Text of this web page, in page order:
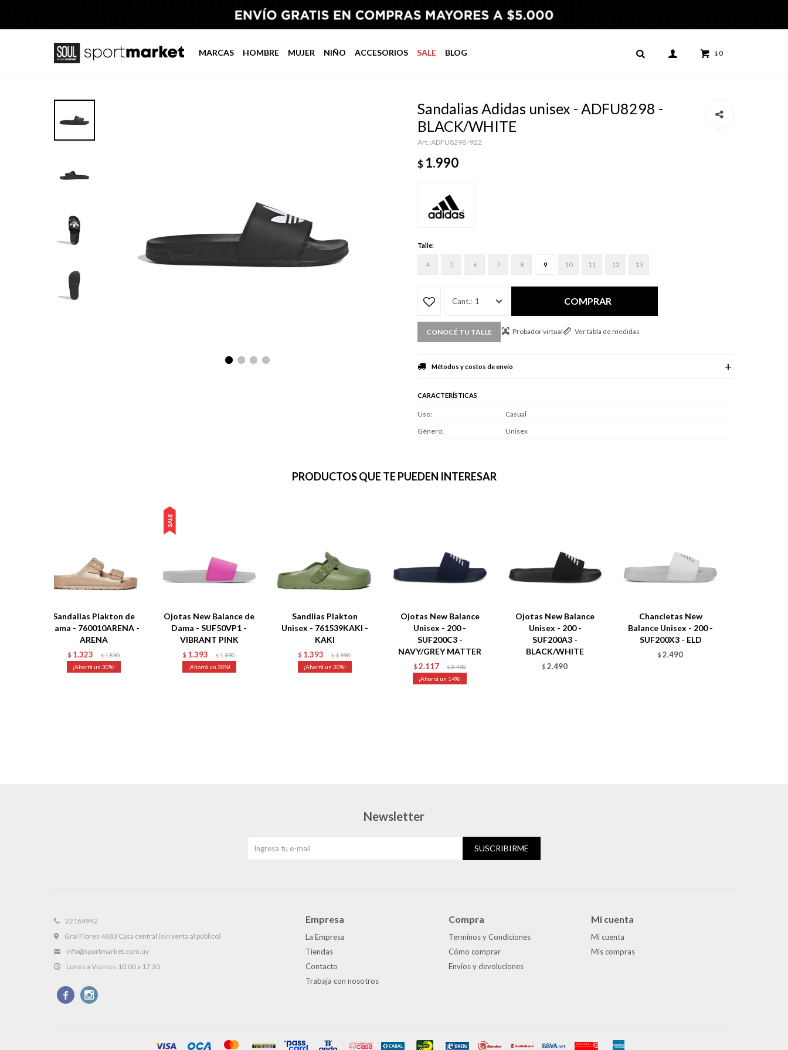
MARCAS HOMBRE MUJER NIÑO ACCESORIOS SALE BLOG $ 0
Sandalias Adidas unisex - ADFU8298 -
BLACK/WHITE
ADFU8298 -922
$ 1.990
Talle:
4 5 6 7 8 9 10 11 12 13
1 COMPRAR
CONOCÉ TU TALLE Probador virtual Ver tabla de medidas
Métodos y costos de envío
CARACTERÍSTICAS
Uso
Casual
Género
Unisex
PRODUCTOS QUE TE PUEDEN INTERESAR
Sandalias Plakton de
Dama - 760010ARENA -
ARENA
$ 1.323 $ 1.890
30
Ojotas New Balance de
Dama - SUF50VP1 -
VIBRANT PINK
$ 1.393 $ 1.990
30
Sandlias Plakton
Unisex - 761539KAKI -
KAKI
$ 1.393 $ 1.990
30
Ojotas New Balance
Unisex - 200 -
SUF200C3 -
NAVY/GREY MATTER
$ 2.117 $ 2.490
14
Ojotas New Balance
Unisex - 200 -
SUF200A3 -
BLACK/WHITE
$ 2.490
Chancletas New
Balance Unisex - 200 -
SUF200X3 - ELD
$ 2.490
22164942
Gral Flores 4683 Casa central (sin venta al público)
info@sportmarket.com.uy
Lunes a Viernes 10:00 a 17:30
 
Empresa
La Empresa
Tiendas
Contacto
Trabaja con nosotros
Compra
Terminos y Condiciones
Cómo comprar
Envíos y devoluciones
Mi cuenta
Mi cuenta
Mis compras
Newsletter
SUSCRIBIRME